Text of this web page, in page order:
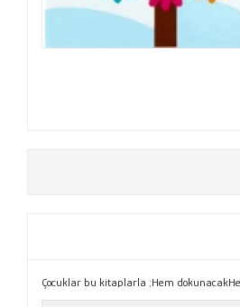
Çocuklar bu kitaplarla ;Hem